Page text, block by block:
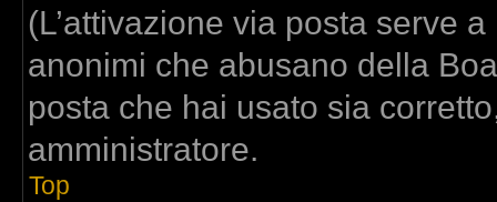
(L’attivazione via posta serve
anonimi che abusano della
posta che hai usato sia
amministratore.
Top